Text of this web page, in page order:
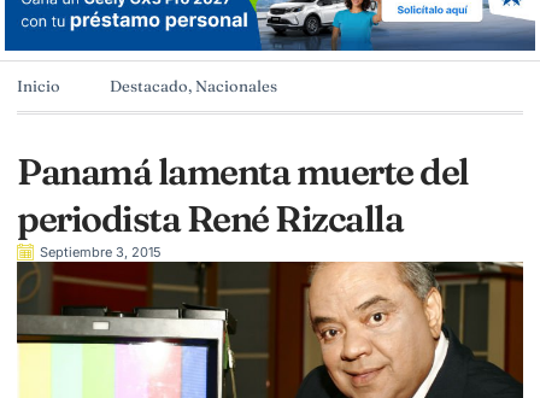
Inicio Destacado,Nacionales
Panamá lamenta muerte del
periodista René Rizcalla
Septiembre 3, 2015